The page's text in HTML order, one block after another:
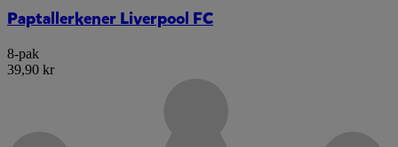
Paptallerkener Liverpool FC
8-pak
39,90 kr